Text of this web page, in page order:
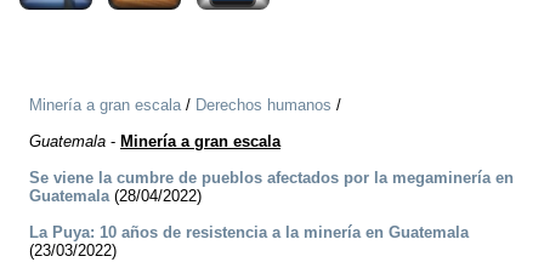
Minería a gran escala/ Derechos humanos /
Guatemala - Minería a gran escala
Se viene la cumbre de pueblos afectados por la megaminería en
Guatemala(28/04/2022)
La Puya: 10 años de resistencia a la minería en Guatemala
(23/03/2022)